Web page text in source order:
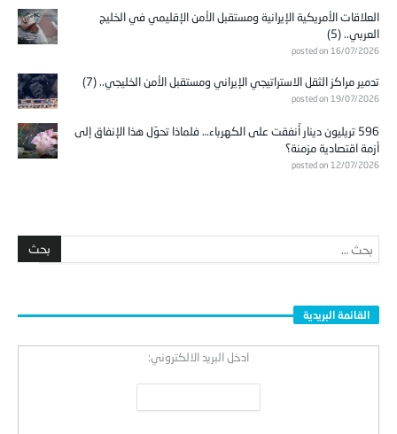
العلاقات الأمريكية الإيرانية ومستقبل الأمن الإقليمي في الخليج
العربي.. (5)
posted on 16/07/2026
تدمير مراكز الثقل الاستراتيجي الإيراني ومستقبل الأمن الخليجي.. (7)
posted on 19/07/2026
596 تريليون دينار أُنفقت على الكهرباء… فلماذا تحوّل هذا الإنفاق إلى
أزمة اقتصادية مزمنة؟
posted on 12/07/2026
القائمة البريدية
ادخل البريد الالكتروني: